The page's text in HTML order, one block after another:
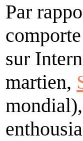
Par
sur
martien,